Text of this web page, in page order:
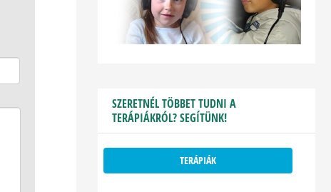
SZERETNÉL TÖBBET TUDNI A
TERÁPIÁKRÓL? SEGÍTÜNK!
TERÁPIÁK